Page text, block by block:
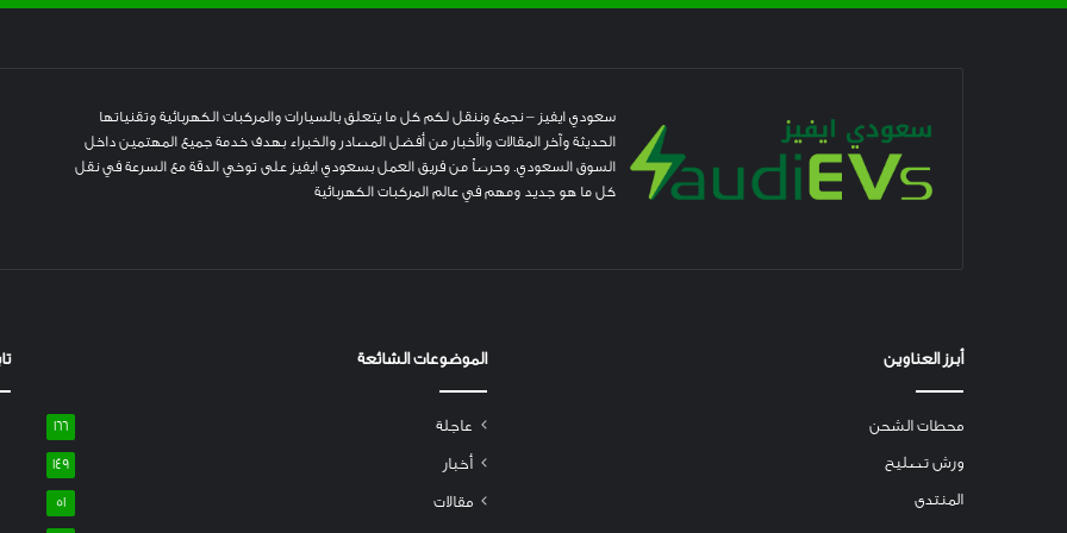
سعودي ايفيز – نجمع وننقل لكم كل ما يتعلق بالسيارات والمركبات الكهربائية وتقنياتها
الحديثة وآخر المقالات والأخبار من أفضل المصادر والخبراء بهدف خدمة جميع المهتمين داخل
السوق السعودي. وحرصاً من فريق العمل بسعودي ايفيز على توخي الدقة مع السرعة في نقل
كل ما هو جديد ومهم في عالم المركبات الكهربائية
أبرز العناوين
محطات الشحن
ورش تصليح
المنتدى
الموضوعات الشائعة
عاجلة 166
أخبار 149
مقالات 51